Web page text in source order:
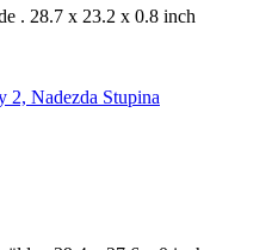
. 28.7 x 23.2 x 0.8 inch